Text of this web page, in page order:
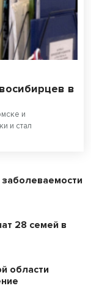
в
и
и стал
28 семей в
области